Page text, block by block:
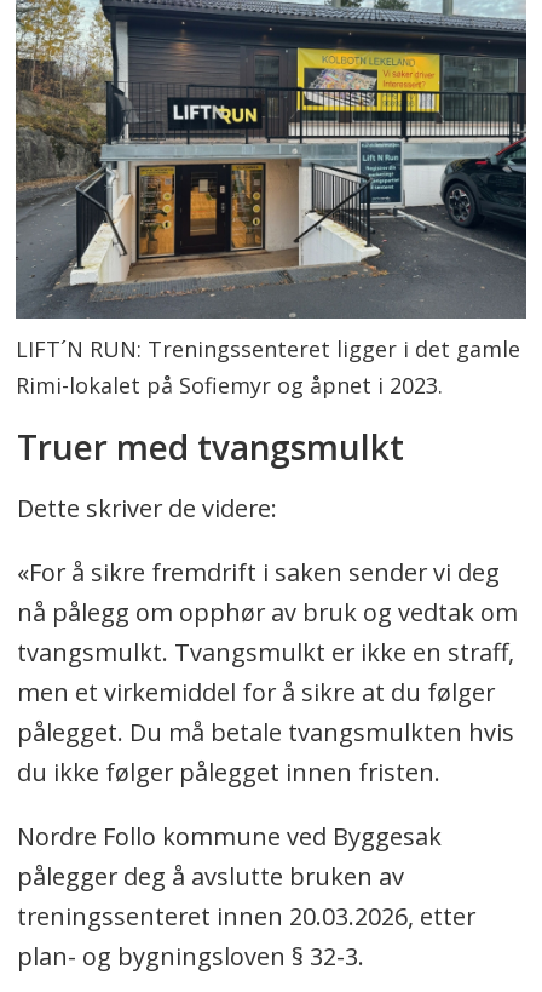
LIFT´N RUN: Treningssenteret ligger i det gamle
Rimi-lokalet på Sofiemyr og åpnet i 2023.
Truer med tvangsmulkt
Dette skriver de videre:
«For å sikre fremdrift i saken sender vi deg
nå pålegg om opphør av bruk og vedtak om
tvangsmulkt. Tvangsmulkt er ikke en straff,
men et virkemiddel for å sikre at du følger
pålegget. Du må betale tvangsmulkten hvis
du ikke følger pålegget innen fristen.
Nordre Follo kommune ved Byggesak
pålegger deg å avslutte bruken av
treningssenteret innen 20.03.2026, etter
plan- og bygningsloven § 32-3.